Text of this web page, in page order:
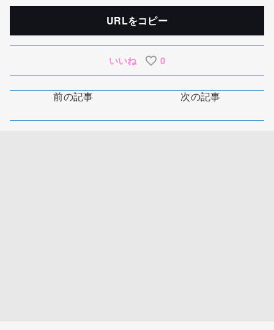
URLをコピー
いいね 0
前の記事 次の記事